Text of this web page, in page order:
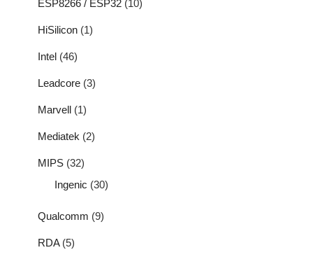
ESP8266 / ESP32 (10)
HiSilicon (1)
Intel (46)
Leadcore (3)
Marvell (1)
Mediatek (2)
MIPS (32)
Ingenic (30)
Qualcomm (9)
RDA(5)